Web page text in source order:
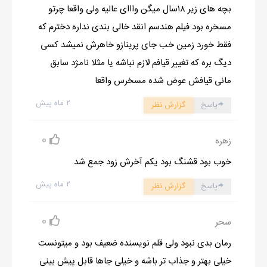
نبود ..ولی هنوز اروم اروم اشکم می اومد.نمی تونستم کنترلشون کنم.
به صورت مامان نگاه کردم .منتظر چشم به من دوخته بود. با صدای
گرفته ای که به خاطر گریه کمی
خش دار شده بود گفتم:مامان..امروز که از دانشگاه می اومدم.......
همه چیز رو براش تعریف کردم.توی چشماش اشک جمع شده بود.بعد
از اینکه حرفام تموم شد بغلم کرد وگفت:اروم باش عزیزم.الان به پدرت
دخترم.دیگه گریه نکن.
ولی من می ترسیدم.حتی جرات نداشتم تا جلوی در خونه برم چه برسه
پامو اونورترهم بذارم.وای حالا دانشگاه رو چکار کنم؟
مامان با بابا تماس گرفت وفقط بهش گفت حال من خوب نیست و
زود بیاد خونه.بابا هم بعد ازنیم ساعت خودش رو رسوند وسراسیمه وارد
خونه شد.من توی سالن روی مبل دراز کشیده بودم که با دیدن پدرم از
جام بلند شدم وسلام کردم.
بچه های زیر ۱۸سال میگن وااای عالیه ولی واقعا چرتو
مسخره بود فیلم هندسم انقد خالی بندی نداره دخترم که
فقط خورد زمین خب جای پرینازو خاهرش نمیشد کسی
دیگ بره که تغییر قیافم لازم نباشه یا مثلا نامژد سابق
مانی قیافش عوض شده مسخرس واقعا
۲ ماه پیش پاسخ گزارش نظر
زهره 0
خوب بود قشنگ بود یکم آخرش زود جمع شد
۲ ماه پیش پاسخ گزارش نظر
سحر 0
رمان بدی نبود ولی قلم نویسنده ضعیف بود و میتونست
خیلی بهتر و جذاب تر باشه و خیلی جاها قابل پیش بینی